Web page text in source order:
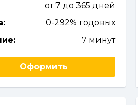
от 7 до 365 дней
0-292% годовых
7 минут
Оформить